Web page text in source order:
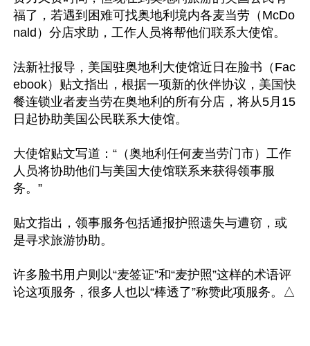
福了，若遇到困难可找奥地利境内各麦当劳（McDo
nald）分店求助，工作人员将帮他们联系大使馆。
法新社报导，美国驻奥地利大使馆近日在脸书（Fac
ebook）贴文指出，根据一项新的伙伴协议，美国快
餐连锁业者麦当劳在奥地利的所有分店，将从5月15
日起协助美国公民联系大使馆。
大使馆贴文写道：“（奥地利任何麦当劳门市）工作
人员将协助他们与美国大使馆联系来获得领事服
务。”
贴文指出，领事服务包括通报护照遗失与遭窃，或
是寻求旅游协助。
许多脸书用户则以“麦签证”和“麦护照”这样的术语评